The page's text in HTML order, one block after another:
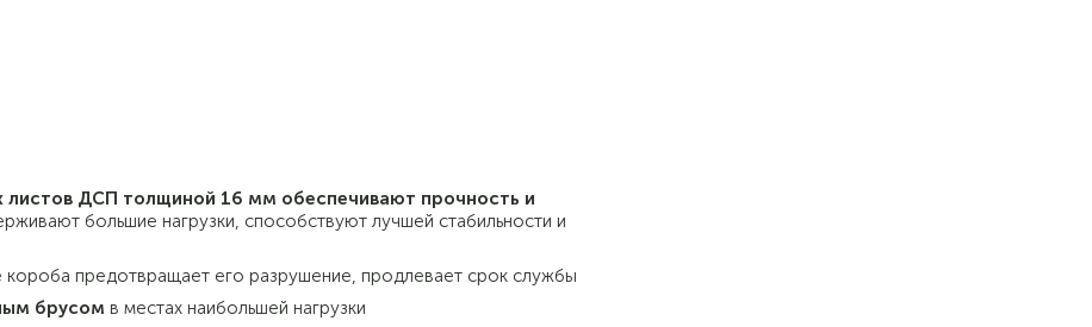
листов ДСП толщиной 16 мм обеспечивают прочность и
большие нагрузки, способствуют лучшей стабильности и
короба предотвращает его разрушение, продлевает срок службы
брусом в местах наибольшей нагрузки